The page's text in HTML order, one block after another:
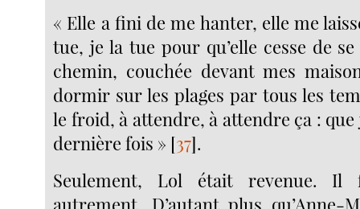
« Elle a fini de me hanter, elle me
tue, je la tue pour qu’elle cesse de
chemin, couchée devant mes
dormir sur les plages par tous les
le froid, à attendre, à attendre ça :
dernière fois » [37].
Seulement, Lol était revenue. Il
autrement. D’autant plus qu’Anne-